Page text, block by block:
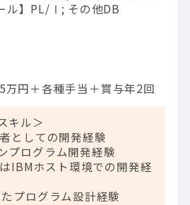
ル】PL/Ⅰ; その他DB
万円＋各種手当＋賞与年2回
キル＞
としての開発経験
プログラム開発経験
IBMホスト環境での開発経
プログラム設計経験